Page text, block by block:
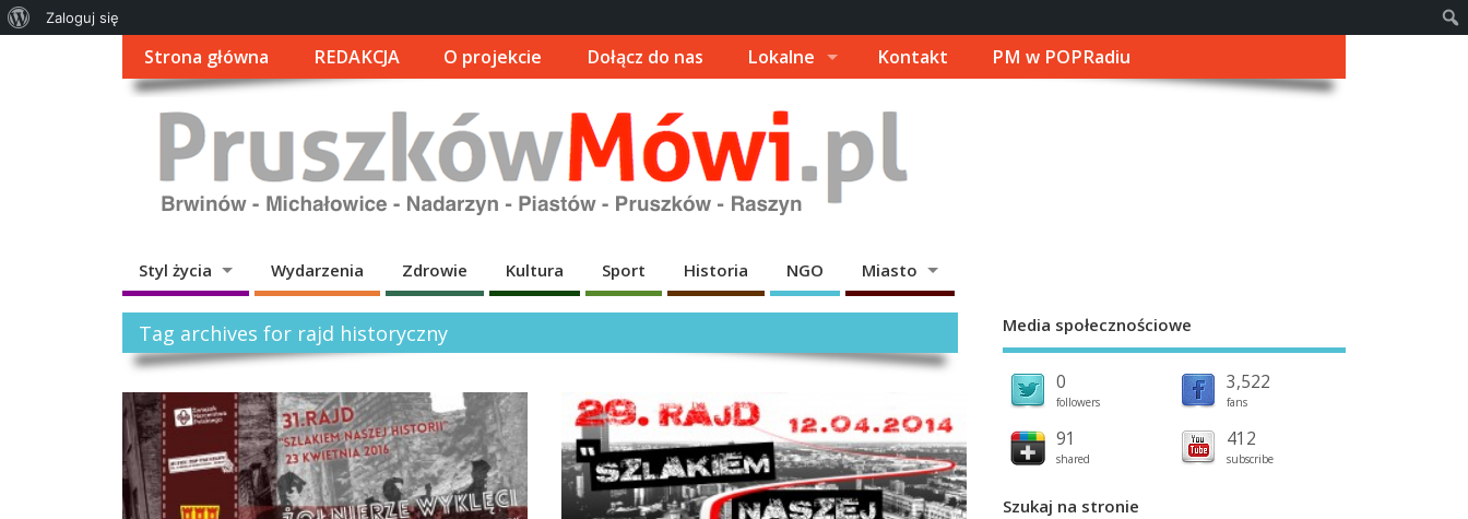
Strona główna REDAKCJA O projekcie Dołącz do nas Lokalne Kontakt PM w POPRadiu
Styl życia Wydarzenia Zdrowie Kultura Sport Historia NGO Miasto
Tag archives for rajd historyczny Media społecznościowe
0
followers
3,522
fans
91
shared
412
subscribe
Szukaj na stronie
Zaloguj się